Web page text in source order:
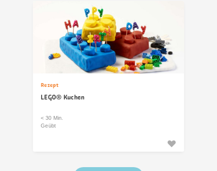
Rezept
LEGO® Kuchen
< 30 Min.
Geübt